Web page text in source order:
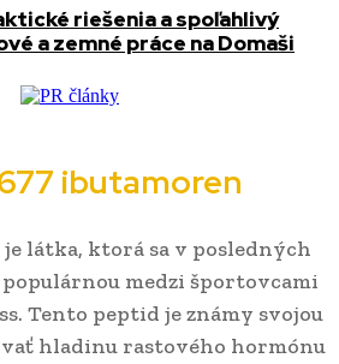
riešenia a spoľahlivý
a zemné práce na Domaši
ibutamoren
látka, ktorá sa v posledných
medzi športovcami
Tento peptid je známy svojou
hladinu rastového hormónu